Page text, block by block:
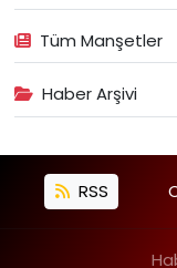
Tüm Manşetler
Haber Arşivi
RSS